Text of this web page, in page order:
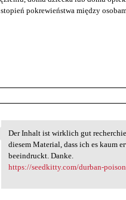
pokrewieństwa między
Der Inhalt ist wirklich gut
Der Inhalt ist wirklich gut
diesem Material, dass ich es kaum
beeindruckt. Danke.
https://seedkitty.com/durban-